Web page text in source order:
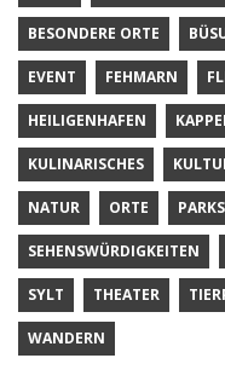
BESONDERE ORTE
EVENT FEHMARN
HEILIGENHAFEN
KULINARISCHES
NATUR ORTE
SEHENSWÜRDIGKEITEN
SYLT THEATER
WANDERN